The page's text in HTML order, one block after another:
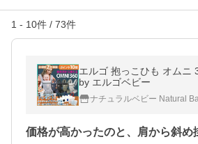
1 - 10件 / 73件
エルゴ 抱っこひも オムニ
by エルゴベビー
ナチュラルベビー Natural